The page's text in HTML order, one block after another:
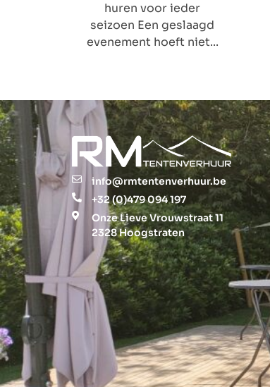
huren voor ieder
seizoen Een geslaagd
evenement hoeft niet...
info@rmtentenverhuur.be
+32 (0)479 094 197
Onze Lieve Vrouwstraat 11
2328 Hoogstraten